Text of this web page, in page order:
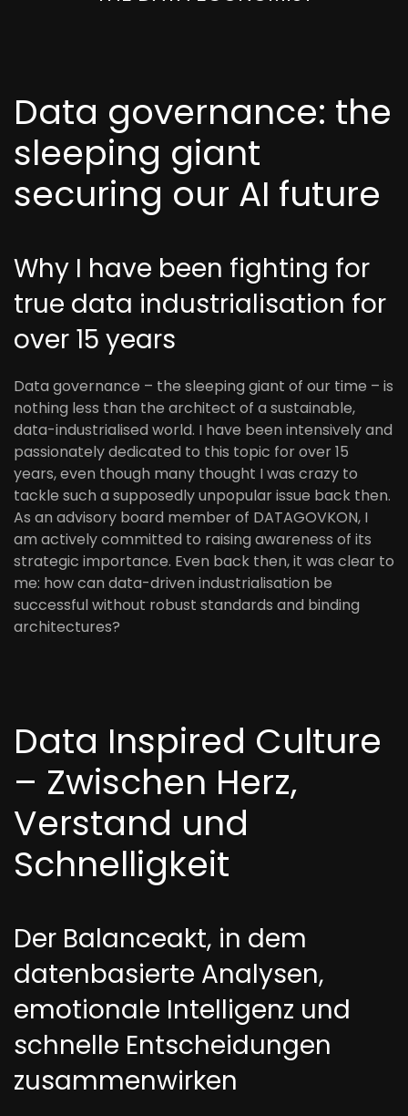
Data governance: the
sleeping giant
securing our AI future
Why I have been fighting for
true data industrialisation for
over 15 years
Data governance – the sleeping giant of our time – is
nothing less than the architect of a sustainable,
data-industrialised world. I have been intensively and
passionately dedicated to this topic for over 15
years, even though many thought I was crazy to
tackle such a supposedly unpopular issue back then.
As an advisory board member of DATAGOVKON, I
am actively committed to raising awareness of its
strategic importance. Even back then, it was clear to
me: how can data-driven industrialisation be
successful without robust standards and binding
architectures?
Data Inspired Culture
– Zwischen Herz,
Verstand und
Schnelligkeit
Der Balanceakt, in dem
datenbasierte Analysen,
emotionale Intelligenz und
schnelle Entscheidungen
zusammenwirken